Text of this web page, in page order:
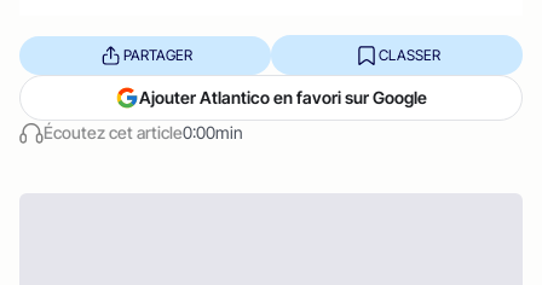
Écoutez cet article0:00min
PARTAGER CLASSER
Ajouter Atlantico en favori sur Google